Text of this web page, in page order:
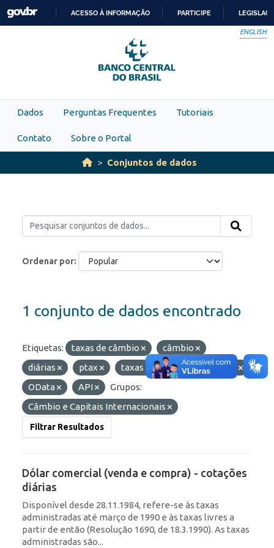
Skip to main content
PARA
O
CONTEÚDO
ACESSO À INFORMAÇÃO PARTICIPE
ENGLISH
Dados Perguntas Frequentes Tutoriais
Contato Sobre o Portal
Conjuntos de dados
Ordenar por
1 conjunto de dados encontrado
Etiquetas: taxas de câmbio
câmbio
diárias
ptax taxas Formatos:
HTML
OData
API
Grupos:
Câmbio e Capitais Internacionais
Filtrar Resultados
Dólar comercial (venda e compra) - cotações
diárias
Disponível desde 28.11.1984, refere-se às taxas
administradas até março de 1990 e às taxas livres a
partir de então (Resolução 1690, de 18.3.1990). As taxas
administradas são...